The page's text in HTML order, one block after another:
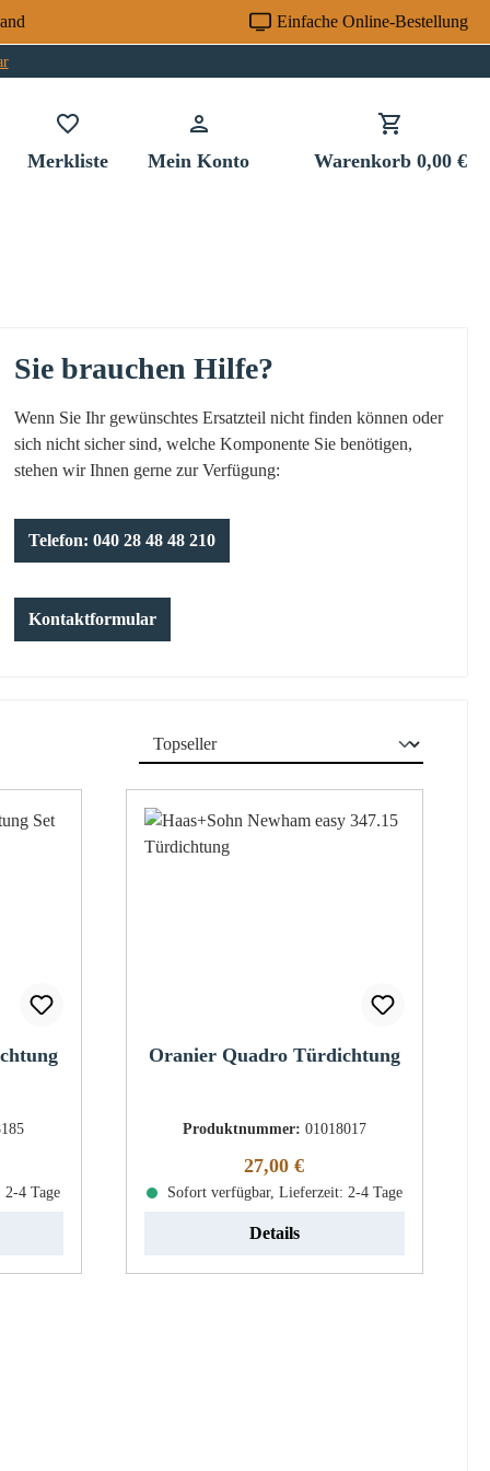
Einfache Online-Bestellung
MerklisteDu hast 0 Produkte auf dem Merkzettel
Mein Konto Warenkorb 0,00 €
Sie brauchen Hilfe?
Wenn Sie Ihr gewünschtes Ersatzteil nicht finden können oder
sich nicht sicher sind, welche Komponente Sie benötigen,
stehen wir Ihnen gerne zur Verfügung:
Telefon: 040 28 48 48 210
Kontaktformular
4 Tage
Oranier Quadro Türdichtung
Produktnummer: 01018017
Regulärer Preis:
27,00 €
Sofort verfügbar, Lieferzeit: 2-4 Tage
Details